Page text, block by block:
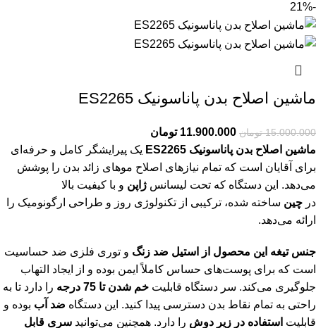
-21%
ماشین اصلاح بدن پاناسونیک ES2265
15.000.000 تومان 11.900.000 تومان
ماشین اصلاح بدن پاناسونیک ES2265
یک پیرایشگر کامل و حرفه‌ای
برای آقایان است که تمام نیازهای اصلاح موهای زائد بدن را پوشش
می‌دهد. این دستگاه که تحت لیسانس ژاپن و با کیفیت بالا
در چین ساخته شده، ترکیبی از تکنولوژی روز و طراحی ارگونومیک را
ارائه می‌دهد.
جنس تیغه این محصول از استیل ضد زنگ و توری فلزی ضد حساسیت
است که برای پوست‌های حساس کاملاً ایمن بوده و از ایجاد التهاب
جلوگیری می‌کند. سر دستگاه قابلیت خم شدن تا 75 درجه
را دارد تا به
راحتی به تمام نقاط بدن دسترسی پیدا کنید. این دستگاه ضد آب بوده و
قابلیت استفاده در زیر دوش را دارد. همچنین می‌توانید سری قابل